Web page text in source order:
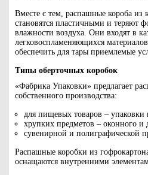
Вместе с тем, распашные короба из
становятся пластичными и теряют
влажности воздуха. Они входят в
легковоспламеняющихся
обеспечить для тары приемлемые
Типы оберточных коробок
«Фабрика Упаковки» предлагает
собственного производства:
для пищевых товаров –
хрупких предметов – оконного и
сувенирной и полиграфической
Распашные коробки из
оснащаются внутренними